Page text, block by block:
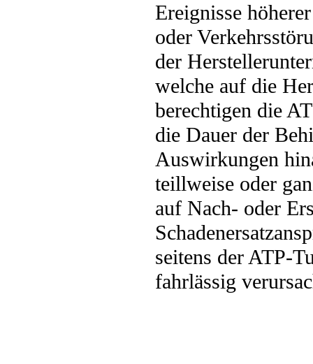
Ereignisse
oder
der
welche auf die
berechtigen die
die Dauer der
Auswirkungen
teillweise oder
auf Nach- oder
seitens der ATP-
fahrlässig